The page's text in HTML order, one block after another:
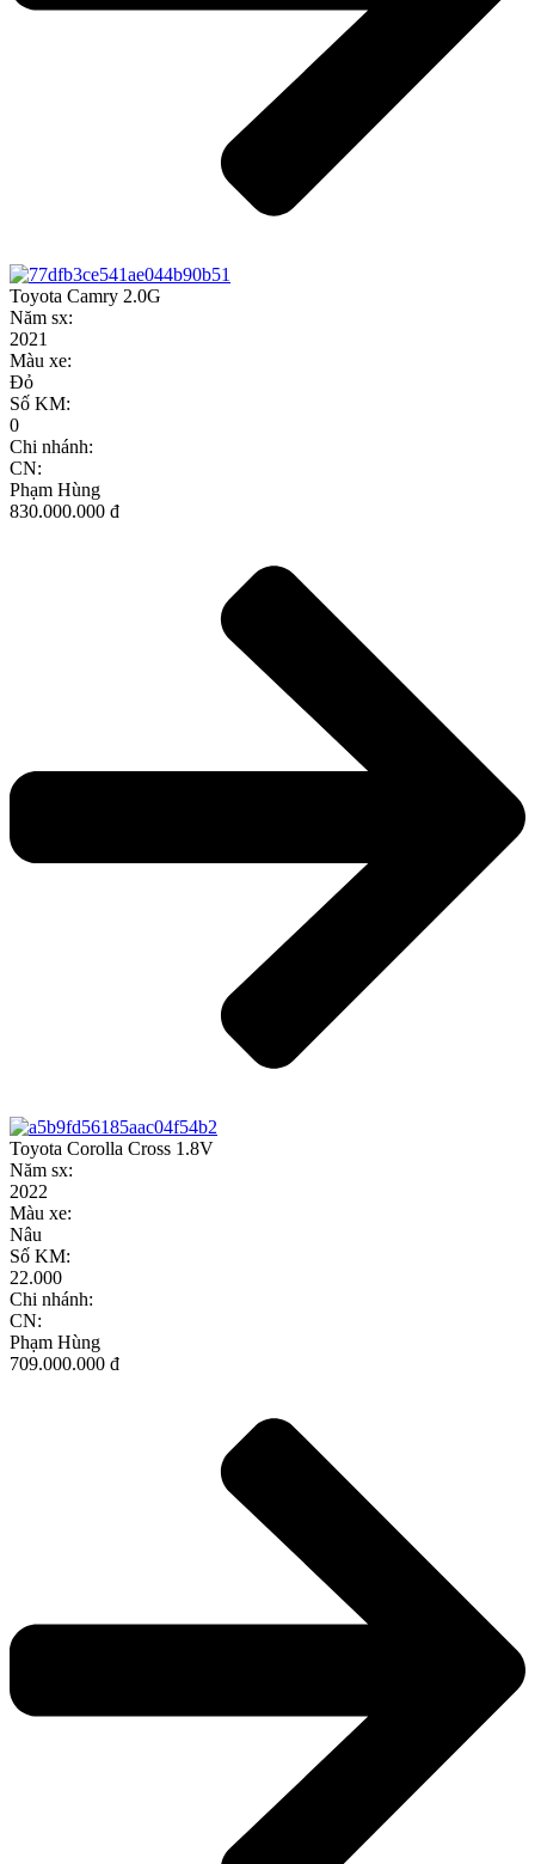
Toyota Camry 2.0G
Năm sx:
2021
Màu xe:
Đỏ
Số KM:
0
Chi nhánh:
CN:
Phạm Hùng
830.000.000 đ
Toyota Corolla Cross 1.8V
Năm sx:
2022
Màu xe:
Nâu
Số KM:
22.000
Chi nhánh:
CN:
Phạm Hùng
709.000.000 đ